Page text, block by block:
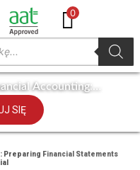
0
Accounting:
(FAPS) Tutorial
SIĘ
Preparing Financial Statements